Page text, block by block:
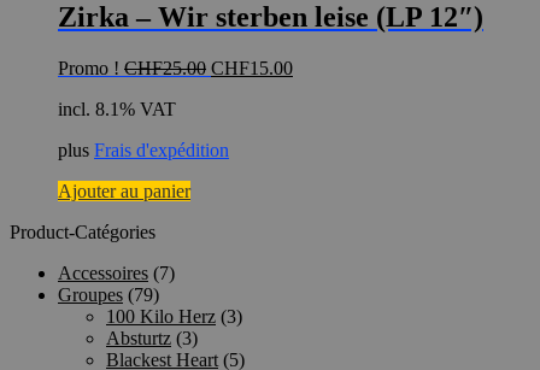
Zirka – Wir sterben leise (LP 12″)
Promo ! CHF25.00 Le
CHF25.00.
CHF15.00Le
incl. 8.1% VAT
plus Frais d'expédition
Ajouter au panier
Product-Catégories
Accessoires (7)
Groupes (79)
100 Kilo Herz (3)
Absturtz (3)
Blackest Heart (5)